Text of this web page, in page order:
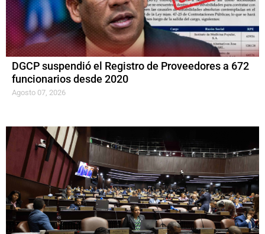
DGCP suspendió el Registro de Proveedores a 672
funcionarios desde 2020
Agosto 07, 2026